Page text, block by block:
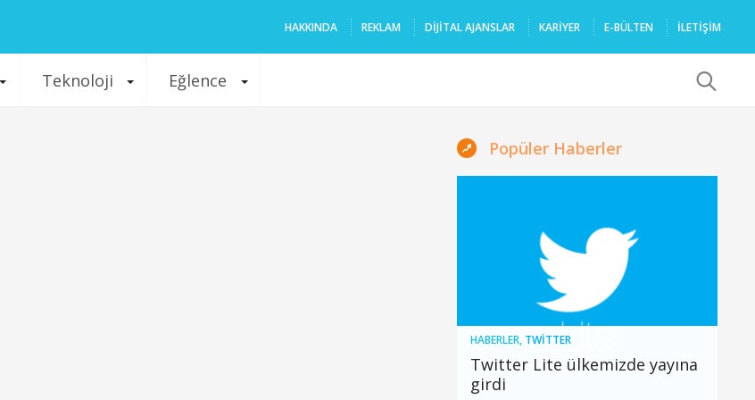
HAKKINDA REKLAM DIJITAL AJANSLAR KARIYER E-BÜLTEN İLETİŞİM
Teknoloji Eğlence
Popüler Haberler
HABERLER, TWITTER
Twitter Lite ülkemizde yayına
girdi